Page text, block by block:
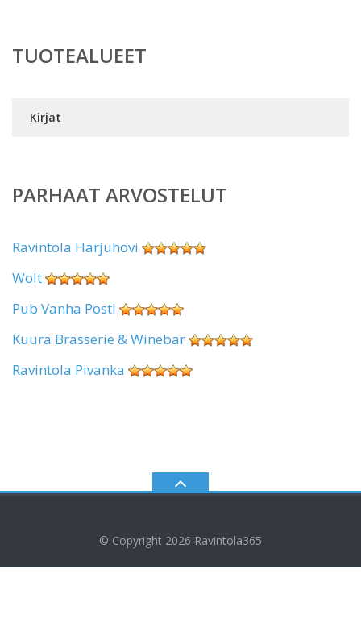
TUOTEALUEET
Kirjat
PARHAAT ARVOSTELUT
Ravintola Harjuhovi
Wolt
Pub Vanha Posti
Kuura Brasserie & Winebar
Ravintola Pivanka
© Copyright 2026 Ravintola365